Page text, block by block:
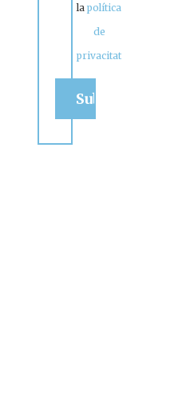
lapolítica
de
privacitat